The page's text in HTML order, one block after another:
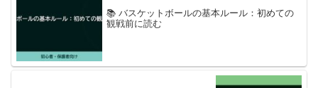
📚 バスケットボールの基本ルール：初めての
観戦前に読む